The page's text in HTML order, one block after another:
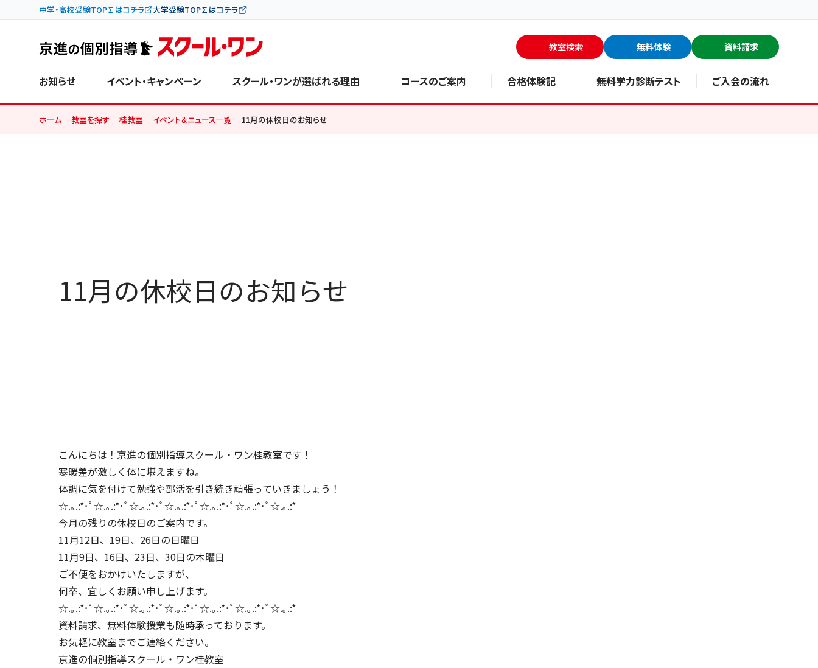
中学・高校受験TOP∑はコチラ 大学受験TOP∑はコチラ
教室検索 無料体験 資料請求
お知らせ イベント・キャンペーン スクール・ワンが選ばれる理由 コースのご案内 合格体験記 無料学力診断テスト ご入会の流れ
ホーム 教室を探す 桂教室 イベント＆ニュース一覧 11月の休校日のお知らせ
11月の休校日のお知らせ
こんにちは！京進の個別指導スクール・ワン桂教室です！
寒暖差が激しく体に堪えますね。
体調に気を付けて勉強や部活を引き続き頑張っていきましょう！
☆.｡.:*･ﾟ☆.｡.:*･ﾟ☆.｡.:*･ﾟ☆.｡.:*･ﾟ☆.｡.:*･ﾟ☆.｡.:*･ﾟ☆.｡.:*
今月の残りの休校日のご案内です。
11月12日、19日、26日の日曜日
11月9日、16日、23日、30日の木曜日
ご不便をおかけいたしますが、
何卒、宜しくお願い申し上げます。
☆.｡.:*･ﾟ☆.｡.:*･ﾟ☆.｡.:*･ﾟ☆.｡.:*･ﾟ☆.｡.:*･ﾟ☆.｡.:*･ﾟ☆.｡.:*
資料請求、無料体験授業も随時承っております。
お気軽に教室までご連絡ください。
京進の個別指導スクール・ワン桂教室